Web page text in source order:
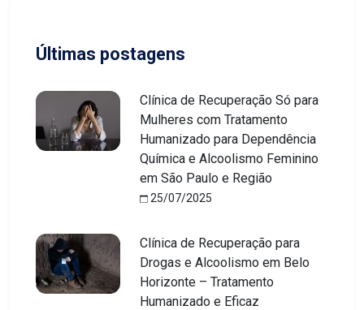
Últimas postagens
Clínica de Recuperação Só para
Mulheres com Tratamento
Humanizado para Dependência
Química e Alcoolismo Feminino
em São Paulo e Região
25/07/2025
Clínica de Recuperação para
Drogas e Alcoolismo em Belo
Horizonte – Tratamento
Humanizado e Eficaz